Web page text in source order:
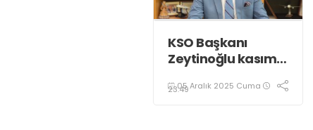
KSO Başkanı
Zeytinoğlu kasım
verilerini
05 Aralık 2025 Cuma
23:49